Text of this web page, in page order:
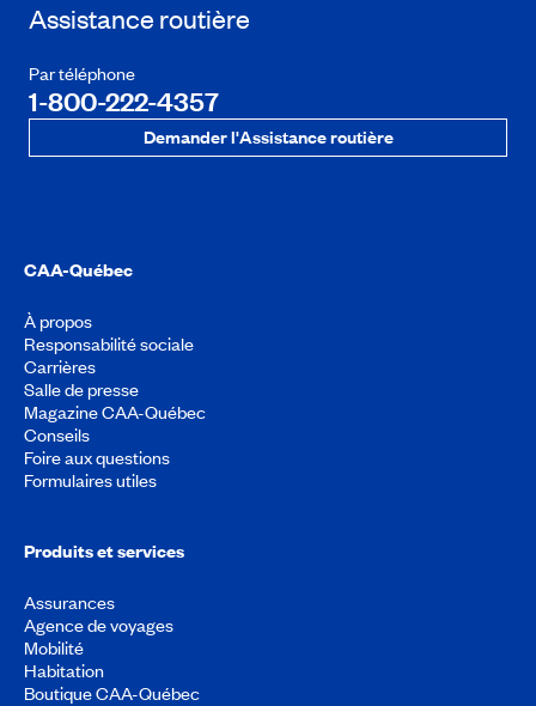
Assistance routière
Par téléphone
1-800-222-4357
Demander l'Assistance routière
CAA-Québec
À propos
Responsabilité sociale
Carrières
Salle de presse
Magazine CAA-Québec
Conseils
Foire aux questions
Formulaires utiles
Produits et services
Assurances
Agence de voyages
Mobilité
Habitation
Boutique CAA-Québec